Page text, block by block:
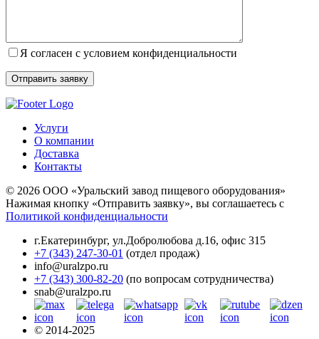
Я согласен с условием конфиденциальности
Услуги
О компании
Доставка
Контакты
© 2026 ООО «Уральский завод пищевого оборудования»
Нажимая кнопку «Отправить заявку», вы соглашаетесь с
Политикой конфиденциальности
г.Екатеринбург, ул.Добролюбова д.16, офис 315
+7 (343) 247-30-01 (отдел продаж)
info@uralzpo.ru
+7 (343) 300-82-20 (по вопросам сотрудничества)
snab@uralzpo.ru
© 2014-2025